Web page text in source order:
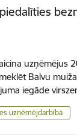
uzņēmējus
Balvu
iegāde
uzņēmējdarbībā